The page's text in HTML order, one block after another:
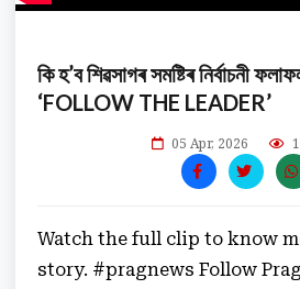
কি হ’ব শিৱসাগৰ সমষ্টিৰ নিৰ্বাচনী
‘FOLLOW THE LEADER’
05 Apr, 2026
Watch the full clip to know
story. #pragnews Follow